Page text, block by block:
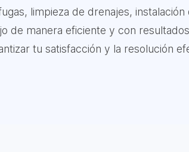
limpieza de drenajes, instalación
de manera eficiente y con
tu satisfacción y la resolución